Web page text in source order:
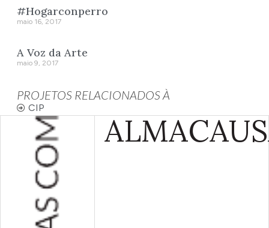
#Hogarconperro
maio 16, 2017
A Voz da Arte
maio 9, 2017
PROJETOS RELACIONADOS À
CIP
ALMA